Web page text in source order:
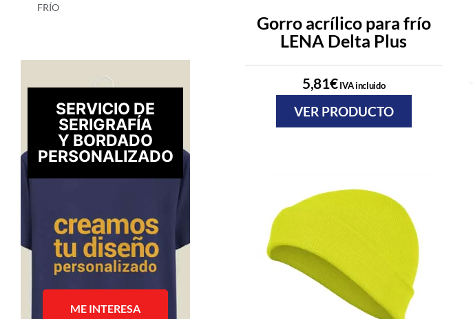
FRÍO
SERVICIO DE
SERIGRAFÍA
Y BORDADO
PERSONALIZADO
ME INTERESA
Gorro acrílico para frío
LENA Delta Plus
5,81€IVA incluido
VER PRODUCTO